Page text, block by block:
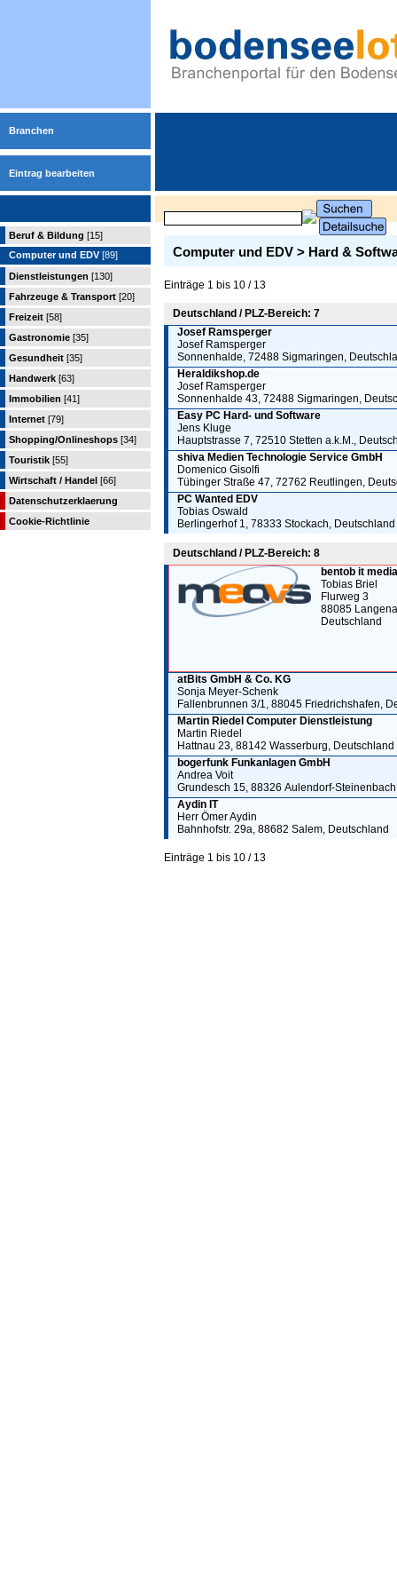
Branchen
Eintrag bearbeiten
Beruf & Bildung [15]
Computer und EDV[89]
Dienstleistungen [130]
Fahrzeuge & Transport [20]
Freizeit [58]
Gastronomie [35]
Gesundheit [35]
Handwerk [63]
Immobilien [41]
Internet [79]
Shopping/Onlineshops [34]
Touristik [55]
Wirtschaft / Handel [66]
Datenschutzerklaerung
Cookie-Richtlinie
Computer und EDV > Hard &
Einträge 1 bis 10 / 13
Deutschland / PLZ-Bereich: 7
Josef Ramsperger
Josef Ramsperger
Sonnenhalde, 72488 Sigmaringen,
Heraldikshop.de
Josef Ramsperger
Sonnenhalde 43, 72488 Sigmaringen,
Easy PC Hard- und Software
Jens Kluge
Hauptstrasse 7, 72510 Stetten a.k.M.,
shiva Medien Technologie Service GmbH
Domenico Gisolfi
Tübinger Straße 47, 72762 Reutlingen,
PC Wanted EDV
Tobias Oswald
Berlingerhof 1, 78333 Stockach, Deutschland
Deutschland / PLZ-Bereich: 8
bentob it
Tobias Briel
Flurweg 3
88085
Deutschland
atBits GmbH & Co. KG
Sonja Meyer-Schenk
Fallenbrunnen 3/1, 88045 Friedrichshafen,
Martin Riedel Computer Dienstleistung
Martin Riedel
Hattnau 23, 88142 Wasserburg, Deutschland
bogerfunk Funkanlagen GmbH
Andrea Voit
Grundesch 15, 88326 Aulendorf-
Aydin IT
Herr Ömer Aydin
Bahnhofstr. 29a, 88682 Salem, Deutschland
Einträge 1 bis 10 / 13